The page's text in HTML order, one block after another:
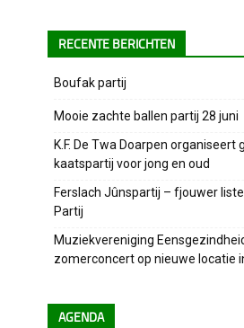
RECENTE BERICHTEN
Boufak partij
Mooie zachte ballen partij 28 juni
K.F. De Twa Doarpen organiseert
kaatspartij voor jong en oud
Ferslach Jûnspartij – fjouwer
Partij
Muziekvereniging
zomerconcert op nieuwe locatie
AGENDA